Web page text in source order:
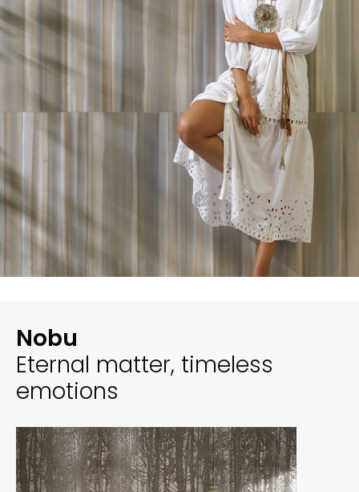
Nobu
Eternal matter, timeless
emotions